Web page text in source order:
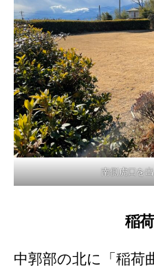
南側虎口を
稲
中郭部の北に「稲荷